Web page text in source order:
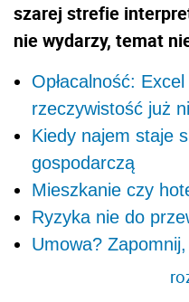
szarej strefie
nie wydarzy, temat
Opłacalność:
rzeczywistość już
Kiedy najem staje
gospodarczą
Mieszkanie czy
Ryzyka nie do
Umowa?